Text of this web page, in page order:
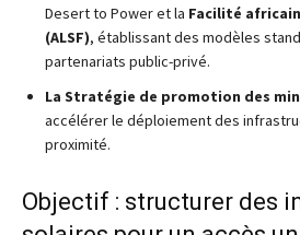
Desert to Power et la Facilité
(ALSF), établissant des modèles
partenariats public-privé.
La Stratégie de promotion des
accélérer le déploiement des
proximité.
Objectif : structurer des